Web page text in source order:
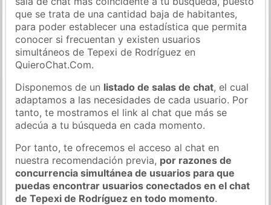
que se trata de una cantidad baja de habitantes,
para poder establecer una estadística que permita
conocer si frecuentan y existen usuarios
simultáneos de Tepexi de Rodríguez en
QuieroChat.Com.
Disponemos de un listado de salas de chat, el cual
adaptamos a las necesidades de cada usuario. Por
tanto, te mostramos el link al chat que más se
adecúa a tu búsqueda en cada momento.
Por tanto, te ofrecemos el acceso al chat en
nuestra recomendación previa, por razones de
concurrencia simultánea de usuarios para que
puedas encontrar usuarios conectados en el chat
de Tepexi de Rodríguez en todo momento.